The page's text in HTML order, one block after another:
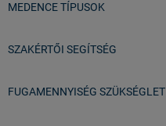
MEDENCE TÍPUSOK
SZAKÉRTŐI SEGÍTSÉG
FUGAMENNYISÉG SZÜKSÉGLET